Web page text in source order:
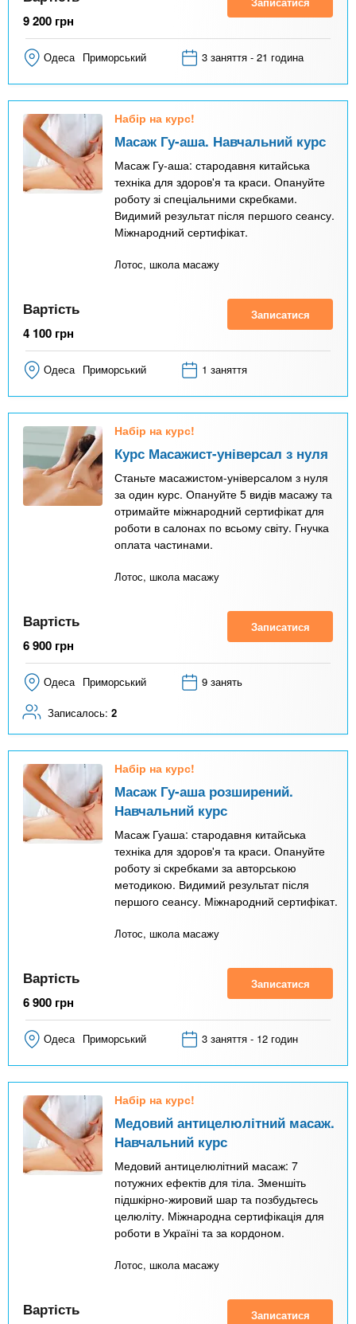
9 200 грн
Одеса Приморський 3 заняття - 21 година
Набір на курс!
Масаж Гу-аша. Навчальний курс
Масаж Гу-аша: стародавня китайська
техніка для здоров'я та краси. Опануйте
роботу зі спеціальними скребками.
Видимий результат після першого сеансу.
Міжнародний сертифікат.
Лотос, школа масажу
Вартість
4 100 грн
Записатися
Одеса Приморський 1 заняття
Набір на курс!
Курс Масажист-універсал з нуля
Станьте масажистом-універсалом з нуля
за один курс. Опануйте 5 видів масажу та
отримайте міжнародний сертифікат для
роботи в салонах по всьому світу. Гнучка
оплата частинами.
Лотос, школа масажу
Вартість
6 900 грн
Записатися
Одеса Приморський 9 занять
Записалось: 2
Набір на курс!
Масаж Гу-аша розширений.
Навчальний курс
Масаж Гуаша: стародавня китайська
техніка для здоров'я та краси. Опануйте
роботу зі скребками за авторською
методикою. Видимий результат після
першого сеансу. Міжнародний сертифікат.
Лотос, школа масажу
Вартість
6 900 грн
Записатися
Одеса Приморський 3 заняття - 12 годин
Набір на курс!
Медовий антицелюлітний масаж.
Навчальний курс
Медовий антицелюлітний масаж: 7
потужних ефектів для тіла. Зменшіть
підшкірно-жировий шар та позбудьтесь
целюліту. Міжнародна сертифікація для
роботи в Україні та за кордоном.
Лотос, школа масажу
Вартість Записатися